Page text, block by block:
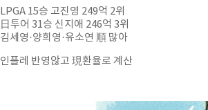
LPGA 15승 고진영 249억 2위
日투어 31승 신지애 246억 3위
김세영·양희영·유소연 順 많아
인플레 반영않고 現환율로 계산